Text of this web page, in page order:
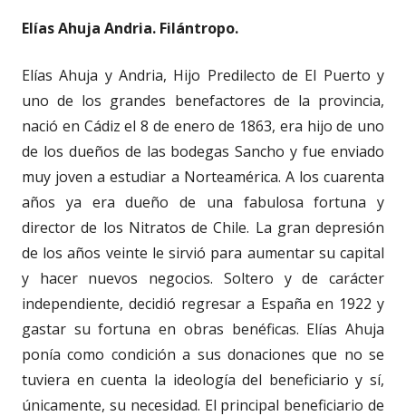
Elías Ahuja Andria. Filántropo.
Elías Ahuja y Andria, Hijo Predilecto de El Puerto y
uno de los grandes benefactores de la provincia,
nació en Cádiz el 8 de enero de 1863, era hijo de uno
de los dueños de las bodegas Sancho y fue enviado
muy joven a estudiar a Norteamérica. A los cuarenta
años ya era dueño de una fabulosa fortuna y
director de los Nitratos de Chile. La gran depresión
de los años veinte le sirvió para aumentar su capital
y hacer nuevos negocios. Soltero y de carácter
independiente, decidió regresar a España en 1922 y
gastar su fortuna en obras benéficas. Elías Ahuja
ponía como condición a sus donaciones que no se
tuviera en cuenta la ideología del beneficiario y sí,
únicamente, su necesidad. El principal beneficiario de